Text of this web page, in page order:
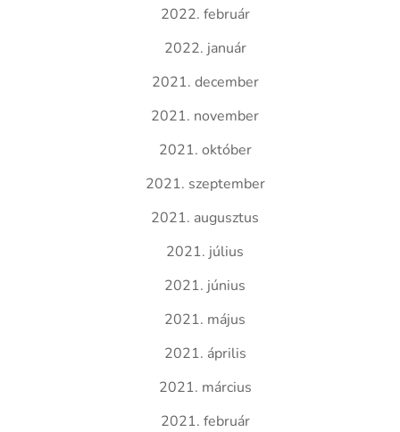
2022. február
2022. január
2021. december
2021. november
2021. október
2021. szeptember
2021. augusztus
2021. július
2021. június
2021. május
2021. április
2021. március
2021. február